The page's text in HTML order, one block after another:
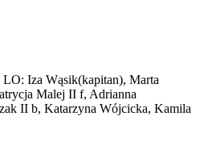
Iza Wąsik(kapitan), Marta
Malej II f, Adrianna
II b, Katarzyna Wójcicka, Kamila